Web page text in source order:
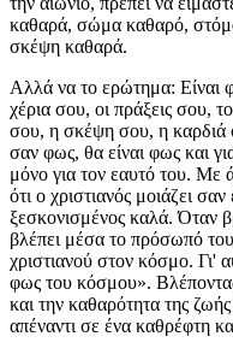
καθαρά, σώμα καθαρό,
σκέψη καθαρά.
Αλλά να το ερώτημα: Είναι
χέρια σου, οι πράξεις
σου, η σκέψη σου, η καρδιά
σαν φως, θα είναι φως και
μόνο για τον εαυτό του. Με
ότι ο χριστιανός μοιάζει
ξεσκονισμένος καλά. Όταν
βλέπει μέσα το πρόσωπό
χριστιανού στον κόσμο. Γι'
φως του κόσμου».
και την καθαρότητα της
απέναντι σε ένα καθρέφτη